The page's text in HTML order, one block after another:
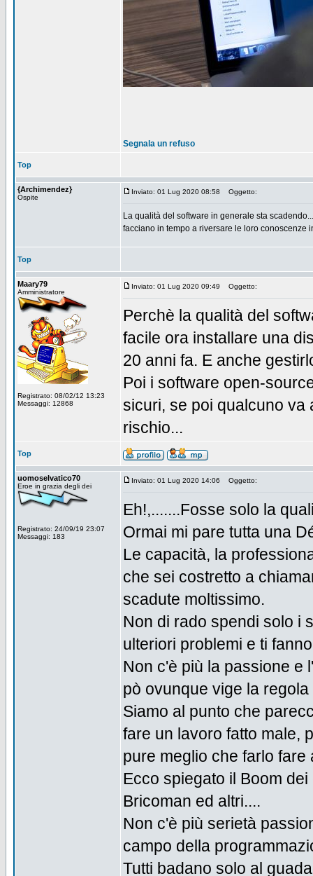
Segnala un refuso
Top
{Archimendez}
Ospite
Inviato: 01 Lug 2020 08:58 Oggetto:
La qualità del software in generale sta
facciano in tempo a riversare le loro conoscenze
Top
Maary79
Amministratore
Registrato: 08/02/12 13:23
Messaggi: 12868
Inviato: 01 Lug 2020 09:49 Oggetto:
Perchè la qualità del
facile ora installare una
20 anni fa. E anche
Poi i software open-
sicuri, se poi qualcuno va
rischio...
Top
uomoselvatico70
Eroe in grazia degli dei
Registrato: 24/09/19 23:07
Messaggi: 183
Inviato: 01 Lug 2020 14:06 Oggetto:
Eh!,.......Fosse solo la
Ormai mi pare tutta una
Le capacità, la
che sei costretto a
scadute moltissimo.
Non di rado spendi solo i
ulteriori problemi e ti
Non c'è più la passione e
pò ovunque vige la
Siamo al punto che
fare un lavoro fatto male,
pure meglio che farlo fare
Ecco spiegato il Boom
Bricoman ed altri....
Non c'è più serietà
campo della
Tutti badano solo al